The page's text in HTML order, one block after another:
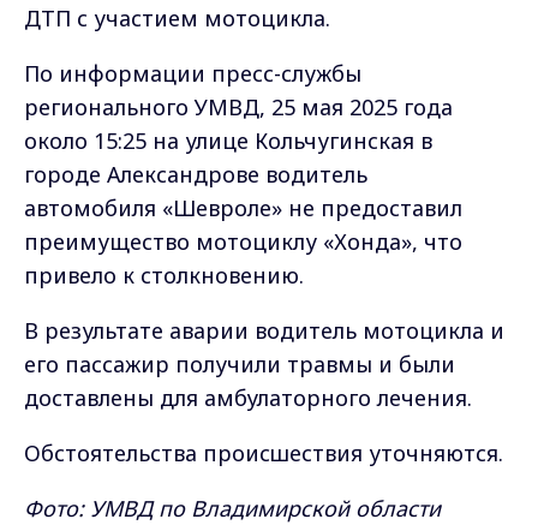
ДТП с участием мотоцикла.
По информации пресс-службы
регионального УМВД, 25 мая 2025 года
около 15:25 на улице Кольчугинская в
городе Александрове водитель
автомобиля «Шевроле» не предоставил
преимущество мотоциклу «Хонда», что
привело к столкновению.
В результате аварии водитель мотоцикла и
его пассажир получили травмы и были
доставлены для амбулаторного лечения.
Обстоятельства происшествия уточняются.
Фото: УМВД по Владимирской области